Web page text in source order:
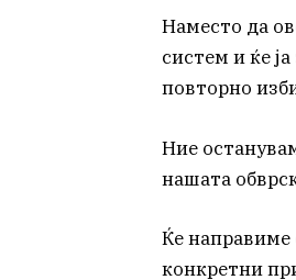
Наместо да
систем и ќе
повторно
Ние
нашата
Ќе направиме
конкретни